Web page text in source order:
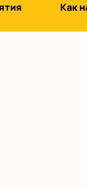
Как